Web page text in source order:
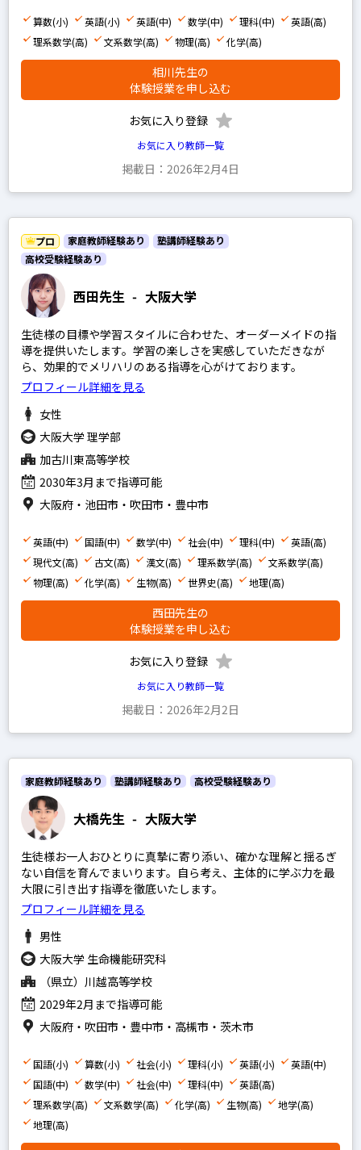
世界史
日本史
政経
男性
女性
プレミアム
プロ
家庭教師経験あり
塾講師経験あり
文系
理系
その他
算数(小) 英語(小) 英語(中) 数学(中) 理科(中)
英語(高)
理系数学(高)
文系数学(高) 物理(高) 化学(高)
相川先生の
体験授業を申し込む
お気に入り登録
お気に入り教師一覧
掲載日：2026年2月4日
西田先生 - 大阪大学
プロ 家庭教師経験あり
塾講師経験あり
高校受験経験あり
生徒様の目標や学習スタイルに合わせた、オーダーメイドの指
導を提供いたします。学習の楽しさを実感していただきなが
ら、効果的でメリハリのある指導を心がけております。
プロフィール詳細を見る
女性
大阪大学 理学部
加古川東高等学校
2030年3月まで指導可能
大阪府・池田市・吹田市・豊中市
英語(中) 国語(中) 数学(中) 社会(中) 理科(中)
英語(高)
現代文(高)
古文(高) 漢文(高) 理系数学(高)
文系数学(高)
物理(高)
化学(高) 生物(高) 世界史(高) 地理(高)
西田先生の
体験授業を申し込む
お気に入り登録
お気に入り教師一覧
掲載日：2026年2月2日
大橋先生 - 大阪大学
家庭教師経験あり 塾講師経験あり 高校受験経験あり
生徒様お一人おひとりに真摯に寄り添い、確かな理解と揺るぎ
ない自信を育んでまいります。自ら考え、主体的に学ぶ力を最
大限に引き出す指導を徹底いたします。
プロフィール詳細を見る
男性
大阪大学 生命機能研究科
（県立）川越高等学校
2029年2月まで指導可能
大阪府・吹田市・豊中市・高槻市・茨木市
国語(小) 算数(小) 社会(小) 理科(小) 英語(小)
英語(中)
国語(中)
数学(中) 社会(中) 理科(中)
英語(高)
理系数学(高)
文系数学(高) 化学(高) 生物(高)
地学(高)
地理(高)